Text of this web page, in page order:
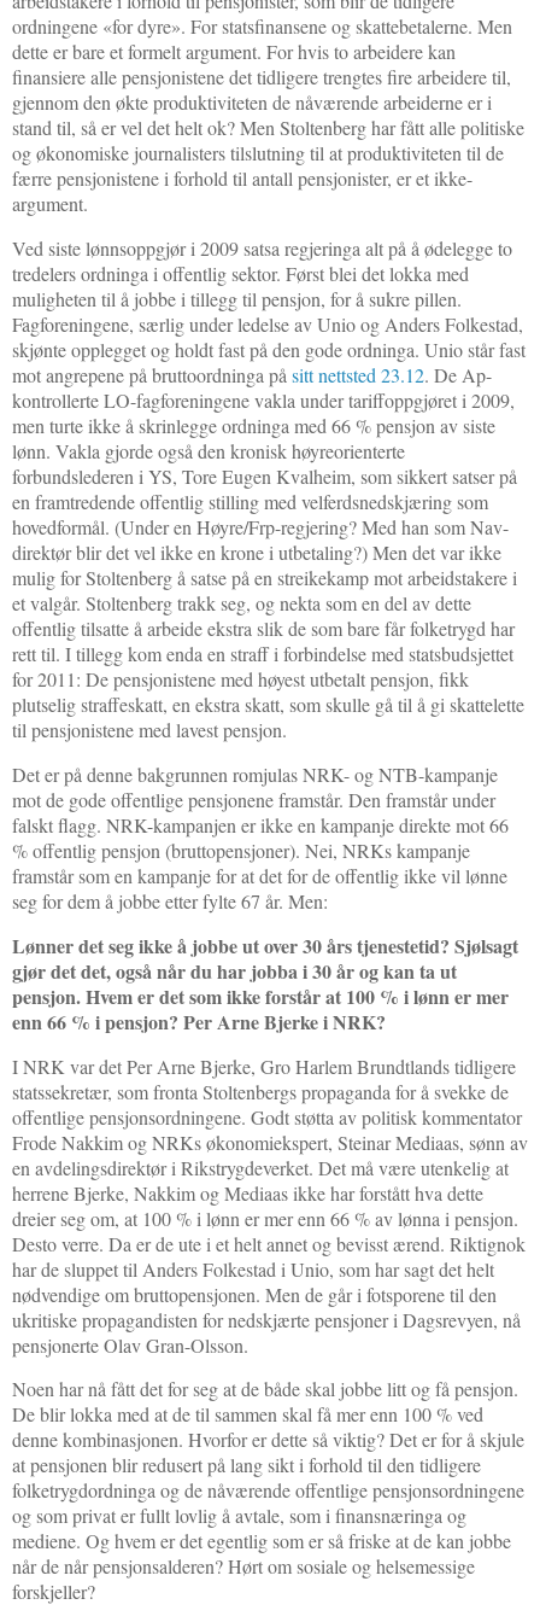
ordningene «for dyre». For statsfinansene og skattebetalerne. Men
dette er bare et formelt argument. For hvis to arbeidere kan
finansiere alle pensjonistene det tidligere trengtes fire arbeidere til,
gjennom den økte produktiviteten de nåværende arbeiderne er i
stand til, så er vel det helt ok? Men Stoltenberg har fått alle politiske
og økonomiske journalisters tilslutning til at produktiviteten til de
færre pensjonistene i forhold til antall pensjonister, er et ikke-
argument.
Ved siste lønnsoppgjør i 2009 satsa regjeringa alt på å ødelegge to
tredelers ordninga i offentlig sektor. Først blei det lokka med
muligheten til å jobbe i tillegg til pensjon, for å sukre pillen.
Fagforeningene, særlig under ledelse av Unio og Anders Folkestad,
skjønte opplegget og holdt fast på den gode ordninga. Unio står fast
mot angrepene på bruttoordninga på sitt nettsted 23.12. De Ap-
kontrollerte LO-fagforeningene vakla under tariffoppgjøret i 2009,
men turte ikke å skrinlegge ordninga med 66 % pensjon av siste
lønn. Vakla gjorde også den kronisk høyreorienterte
forbundslederen i YS, Tore Eugen Kvalheim, som sikkert satser på
en framtredende offentlig stilling med velferdsnedskjæring som
hovedformål. (Under en Høyre/Frp-regjering? Med han som Nav-
direktør blir det vel ikke en krone i utbetaling?) Men det var ikke
mulig for Stoltenberg å satse på en streikekamp mot arbeidstakere i
et valgår. Stoltenberg trakk seg, og nekta som en del av dette
offentlig tilsatte å arbeide ekstra slik de som bare får folketrygd har
rett til. I tillegg kom enda en straff i forbindelse med statsbudsjettet
for 2011: De pensjonistene med høyest utbetalt pensjon, fikk
plutselig straffeskatt, en ekstra skatt, som skulle gå til å gi skattelette
til pensjonistene med lavest pensjon.
Det er på denne bakgrunnen romjulas NRK- og NTB-kampanje
mot de gode offentlige pensjonene framstår. Den framstår under
falskt flagg. NRK-kampanjen er ikke en kampanje direkte mot 66
% offentlig pensjon (bruttopensjoner). Nei, NRKs kampanje
framstår som en kampanje for at det for de offentlig ikke vil lønne
seg for dem å jobbe etter fylte 67 år. Men:
Lønner det seg ikke å jobbe ut over 30 års tjenestetid? Sjølsagt
gjør det det, også når du har jobba i 30 år og kan ta ut
pensjon. Hvem er det som ikke forstår at 100 % i lønn er mer
enn 66 % i pensjon? Per Arne Bjerke i NRK?
I NRK var det Per Arne Bjerke, Gro Harlem Brundtlands tidligere
statssekretær, som fronta Stoltenbergs propaganda for å svekke de
offentlige pensjonsordningene. Godt støtta av politisk kommentator
Frode Nakkim og NRKs økonomiekspert, Steinar Mediaas, sønn av
en avdelingsdirektør i Rikstrygdeverket. Det må være utenkelig at
herrene Bjerke, Nakkim og Mediaas ikke har forstått hva dette
dreier seg om, at 100 % i lønn er mer enn 66 % av lønna i pensjon.
Desto verre. Da er de ute i et helt annet og bevisst ærend. Riktignok
har de sluppet til Anders Folkestad i Unio, som har sagt det helt
nødvendige om bruttopensjonen. Men de går i fotsporene til den
ukritiske propagandisten for nedskjærte pensjoner i Dagsrevyen, nå
pensjonerte Olav Gran-Olsson.
Noen har nå fått det for seg at de både skal jobbe litt og få pensjon.
De blir lokka med at de til sammen skal få mer enn 100 % ved
denne kombinasjonen. Hvorfor er dette så viktig? Det er for å skjule
at pensjonen blir redusert på lang sikt i forhold til den tidligere
folketrygdordninga og de nåværende offentlige pensjonsordningene
og som privat er fullt lovlig å avtale, som i finansnæringa og
mediene. Og hvem er det egentlig som er så friske at de kan jobbe
når de når pensjonsalderen? Hørt om sosiale og helsemessige
forskjeller?